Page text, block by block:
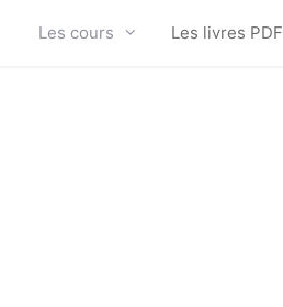
Les cours Les livres PDF